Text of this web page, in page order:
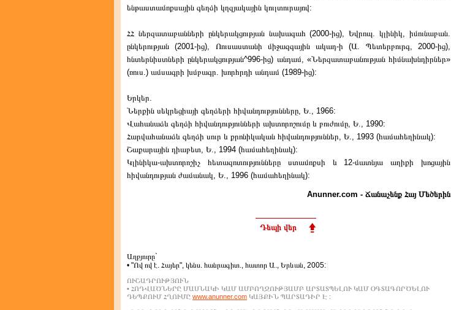
ենթաստամոքսային գեղձի կղզյակային կուլտուրայով:
ՀՀ ներզատաբանների ընկերակցության նախագահ (2000-ից), Եվրոպ. կլինիկ, իմունաբան.
ընկերության (2001-ից), Ոուսաստանի միջազգային ակադ-ի (Ա. Պետերբուրգ, 2000-ից),
հնտերնիստների ընկերակցության^996-ից) անդամ, «Ներզատաբանության հիմնախնդիրներ»
(ռուս.) ամսագրի խմբագր. խորհրդի անդամ (1989-ից):
Երկեր.
Ներքին սեկրեցիայի գեղձերի հիվանդությունները, Ե., 1966:
Վահանաձև գեղձի հիվանդությունների ախտորոշումը և բուժումը, Ե., 1990:
Հարվահանաձև գեղձի սուր և քրոնիկական հիվանդություններ, Ե., 1993 (համահեղինակ):
Շաքարային դիաբետ, Ե., 1994 (համահեղինակ):
Կլինիկա-ախտորոշիչ հետազոտությունները ստամոքսի և 12-մատնյա աղիքի խոցային
հիվանդության ժամանակ, Ե., 1996 (համահեղինակ):
Anunner.com - Ճանաչենք Հայ Մեծերին
Դեպի վեր
Աղբյուրը`
• "Ով ով է. Հայեր", կենս. հանրագիտ., հատոր Ա., Երևան, 2005:
ՈՒՇԱԴՐՈՒԹՅՈՒՆ
• ՀՈԴՎԱԾՆԵՐԸ ՄԱՍՆԱԿԻ ԿԱՄ ԱՄԲՈՂՋՈՒԹՅԱՄԲ ԱՐՏԱՏՊԵԼՈՒ ԿԱՄ ՕԳՏԱԳՈՐԾԵԼՈՒ
ԴԵՊՔՈՒՄ ՀՂՈՒՄԸ www.anunner.com ԿԱՅՔԻՆ ՊԱՐՏԱԴԻՐ Է :